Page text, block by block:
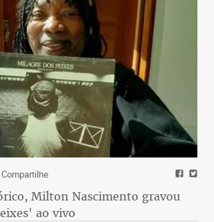
Milton Nascimento gravou
ao vivo